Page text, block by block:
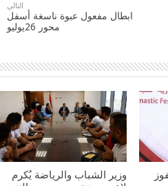
التالي
ابطال مفعول عبوة ناسغة أسفل
محور 26يوليو
وزير الشباب والرياضة يُكرم